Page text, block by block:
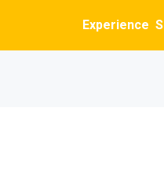
Experience